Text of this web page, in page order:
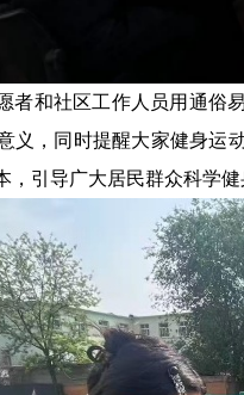
者和社区工作人员用通俗
义，同时提醒大家健身运
引导广大居民群众科学健